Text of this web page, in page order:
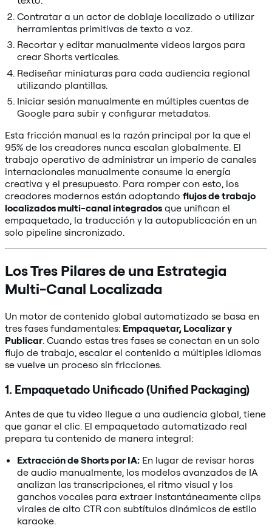
Contratar a un actor de doblaje localizado o utilizar
herramientas primitivas de texto a voz.
Recortar y editar manualmente videos largos para
crear Shorts verticales.
Rediseñar miniaturas para cada audiencia regional
utilizando plantillas.
Iniciar sesión manualmente en múltiples cuentas de
Google para subir y configurar metadatos.
Esta fricción manual es la razón principal por la que el
95% de los creadores nunca escalan globalmente. El
trabajo operativo de administrar un imperio de canales
internacionales manualmente consume la energía
creativa y el presupuesto. Para romper con esto, los
creadores modernos están adoptando flujos de trabajo
localizados multi-canal integrados que unifican el
empaquetado, la traducción y la autopublicación en un
solo pipeline sincronizado.
Los Tres Pilares de una Estrategia
Multi-Canal Localizada
Un motor de contenido global automatizado se basa en
tres fases fundamentales: Empaquetar, Localizar y
Publicar. Cuando estas tres fases se conectan en un solo
flujo de trabajo, escalar el contenido a múltiples idiomas
se vuelve un proceso sin fricciones.
1. Empaquetado Unificado (Unified Packaging)
Antes de que tu video llegue a una audiencia global, tiene
que ganar el clic. El empaquetado automatizado real
prepara tu contenido de manera integral:
Extracción de Shorts por IA: En lugar de revisar horas
de audio manualmente, los modelos avanzados de IA
analizan las transcripciones, el ritmo visual y los
ganchos vocales para extraer instantáneamente clips
virales de alto CTR con subtítulos dinámicos de estilo
karaoke.